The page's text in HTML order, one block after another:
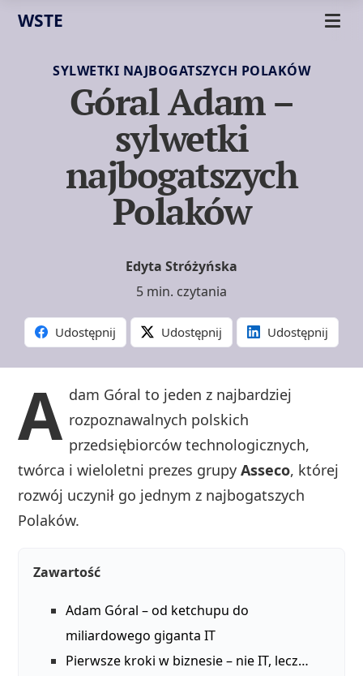
WSTE
SYLWETKI NAJBOGATSZYCH POLAKÓW
Góral Adam –
sylwetki
najbogatszych
Polaków
Edyta Stróżyńska
5 min. czytania
Udostępnij Udostępnij Udostępnij
A dam Góral to jeden z najbardziej
rozpoznawalnych polskich
przedsiębiorców technologicznych,
twórca i wieloletni prezes grupyAsseco, której
rozwój uczynił go jednym z najbogatszych
Polaków.
Zawartość
Adam Góral – od ketchupu do
miliardowego giganta IT
Pierwsze kroki w biznesie – nie IT, lecz…